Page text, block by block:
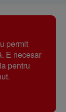
permit
E necesar
pentru